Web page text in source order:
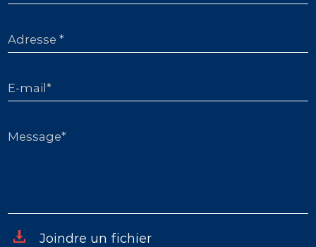
Adresse *
E-mail*
Message*
Joindre un fichier